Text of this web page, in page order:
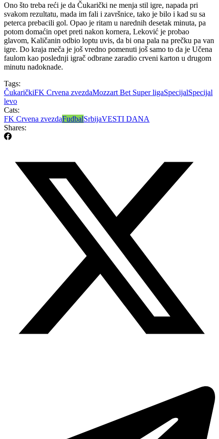
Ono što treba reći je da Čukarički ne menja stil igre, napada pri
svakom rezultatu, mada im fali i završnice, tako je bilo i kad su sa
peterca prebacili gol. Opao je ritam u narednih desetak minuta, pa
potom domaćin opet preti nakon kornera, Leković je probao
glavom, Kaličanin odbio loptu uvis, da bi ona pala na prečku pa van
igre. Do kraja meča je još vredno pomenuti još samo to da je Učena
faulom kao poslednji igrač odbrane zaradio crveni karton u drugom
minutu nadoknade.
Tags:
ČukaričkiFK Crvena zvezdaMozzart Bet Super ligaSpecijalSpecijal
levo
Cats:
FK Crvena zvezdaFudbalSrbijaVESTI DANA
Shares: